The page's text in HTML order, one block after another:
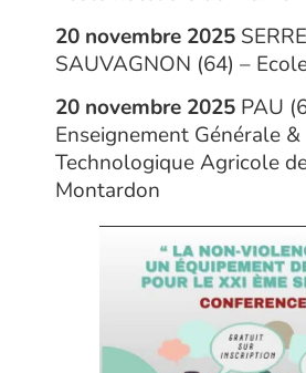
20 novembre 2025
SAUVAGNON (64) –
20 novembre 2025 PAU
Enseignement Générale &
Technologique Agricole
Montardon